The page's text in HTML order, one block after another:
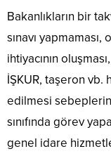
Bakanlıkların bir
sınavı
ihtiyacının
İŞKUR, taşeron vb.
edilmesi
sınıfında görev
genel idare